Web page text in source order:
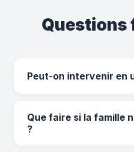
Questions
Peut-on intervenir en
très rapidement,
Que faire si la famille
?